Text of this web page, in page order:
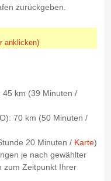
zurückgeben.
anklicken)
45 km (39 Minuten /
70 km (50 Minuten /
20 Minuten / Karte)
je nach gewählter
zum Zeitpunkt Ihrer